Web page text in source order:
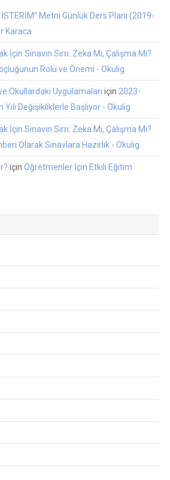
İSTERİM” Metni Günlük Ders Planı (2019-
Karaca
İçin Sınavın Sırrı: Zeka Mı, Çalışma Mı?
Rolü ve Önemi - Okulig
Okullardaki Uygulamaları için 2023-
Değişikliklerle Başlıyor - Okulig
İçin Sınavın Sırrı: Zeka Mı, Çalışma Mı?
Olarak Sınavlara Hazırlık - Okulig
için Öğretmenler İçin Etkili Eğitim